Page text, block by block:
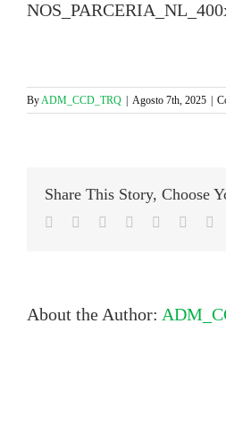
ByADM_CCD_TRQ Agosto 7th, 2025
Share This Story, Choose
Facebook
TwitterLinkedIn
Reddit Google+
Tumblr
About the Author: